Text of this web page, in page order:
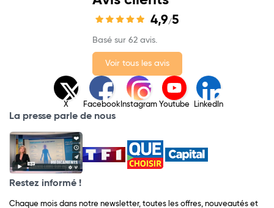
4,9/5
Basé sur 62 avis.
Voir tous les avis
X Facebook Instagram Youtube LinkedIn
La presse parle de nous
Restez informé !
Chaque mois dans notre newsletter, toutes les offres, nouveautés et